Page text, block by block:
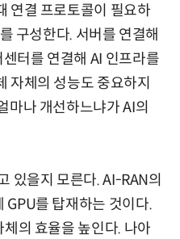
연결 프로토콜이 필요하
구성한다. 서버를 연결해
터를 연결해 AI 인프라를
자체의 성능도 중요하지
마나 개선하느냐가 AI의
있을지 모른다. AI-RAN의
GPU를 탑재하는 것이다.
의 효율을 높인다. 나아